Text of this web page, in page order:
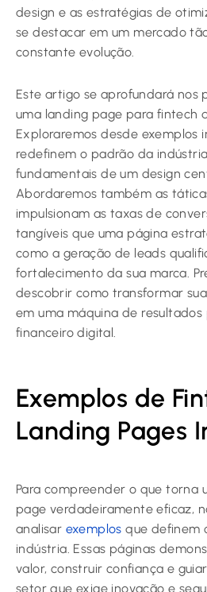
design e as estratégias de
se destacar em um mercado
constante evolução.
Este artigo se aprofundará nos
uma landing page para fintech
Exploraremos desde exemplos
redefinem o padrão da
fundamentais de um design
Abordaremos também as
impulsionam as taxas de
tangíveis que uma página
como a geração de leads
fortalecimento da sua marca.
descobrir como transformar
em uma máquina de resultados
financeiro digital.
Exemplos de
Landing Pages
Para compreender o que torna
page verdadeiramente eficaz,
analisar exemplos que definem
indústria. Essas páginas
valor, construir confiança e
setor que exige inovação e